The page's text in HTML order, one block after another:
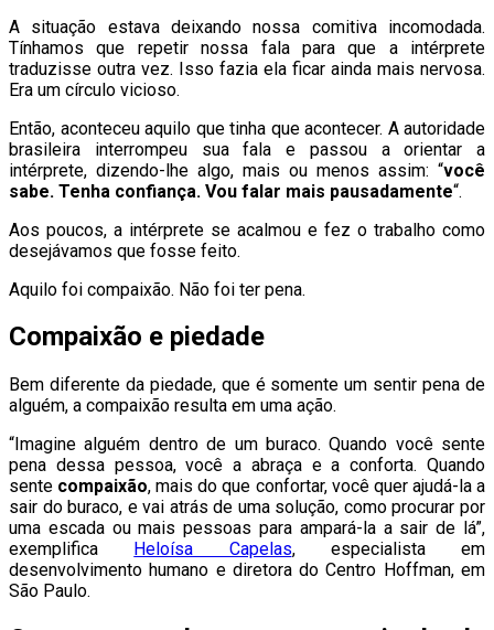
A situação estava deixando nossa comitiva incomodada.
Tínhamos que repetir nossa fala para que a intérprete
traduzisse outra vez. Isso fazia ela ficar ainda mais nervosa.
Era um círculo vicioso.
Então, aconteceu aquilo que tinha que acontecer. A autoridade
brasileira interrompeu sua fala e passou a orientar a
intérprete, dizendo-lhe algo, mais ou menos assim: “você
sabe. Tenha confiança. Vou falar mais pausadamente“.
Aos poucos, a intérprete se acalmou e fez o trabalho como
desejávamos que fosse feito.
Aquilo foi compaixão. Não foi ter pena.
Compaixão e piedade
Bem diferente da piedade, que é somente um sentir pena de
alguém, a compaixão resulta em uma ação.
“Imagine alguém dentro de um buraco. Quando você sente
pena dessa pessoa, você a abraça e a conforta. Quando
sente compaixão, mais do que confortar, você quer ajudá-la a
sair do buraco, e vai atrás de uma solução, como procurar por
uma escada ou mais pessoas para ampará-la a sair de lá”,
exemplifica
Heloísa Capelas, especialista em
desenvolvimento humano e diretora do Centro Hoffman, em
São Paulo.